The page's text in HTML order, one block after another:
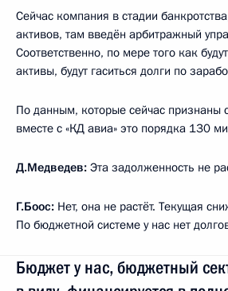
Сейчас компания в стадии
активов, там введён арбитражный
Соответственно, по мере того как
активы, будут гаситься долги по
По данным, которые сейчас признаны
вместе с «КД авиа» это порядка 130
Д.Медведев: Эта задолженность не
Г.Боос: Нет, она не растёт. Текущая
По бюджетной системе у нас нет
Бюджет у нас, бюджетный